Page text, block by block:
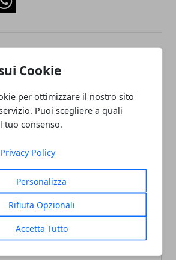
Cookie
per ottimizzare il nostro sito
Puoi scegliere a quali
tuo consenso.
Privacy Policy
Personalizza
Rifiuta Opzionali
Accetta Tutto
Redazione